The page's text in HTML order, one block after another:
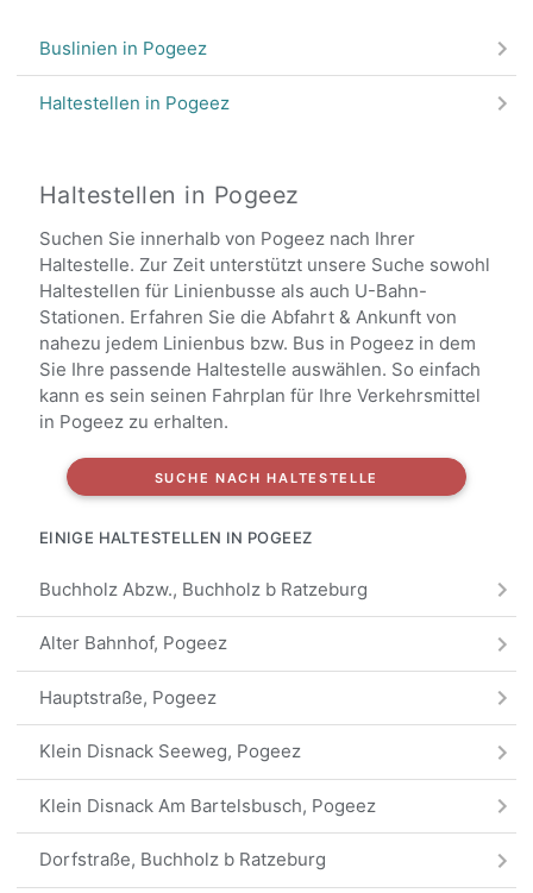
Buslinien in Pogeez
Haltestellen in Pogeez
Haltestellen in Pogeez
Suchen Sie innerhalb von Pogeez nach Ihrer
Haltestelle. Zur Zeit unterstützt unsere Suche sowohl
Haltestellen für Linienbusse als auch U-Bahn-
Stationen. Erfahren Sie die Abfahrt & Ankunft von
nahezu jedem Linienbus bzw. Bus in Pogeez in dem
Sie Ihre passende Haltestelle auswählen. So einfach
kann es sein seinen Fahrplan für Ihre Verkehrsmittel
in Pogeez zu erhalten.
SUCHE NACH HALTESTELLE
EINIGE HALTESTELLEN IN POGEEZ
Buchholz Abzw., Buchholz b Ratzeburg
Alter Bahnhof, Pogeez
Hauptstraße, Pogeez
Klein Disnack Seeweg, Pogeez
Klein Disnack Am Bartelsbusch, Pogeez
Dorfstraße, Buchholz b Ratzeburg